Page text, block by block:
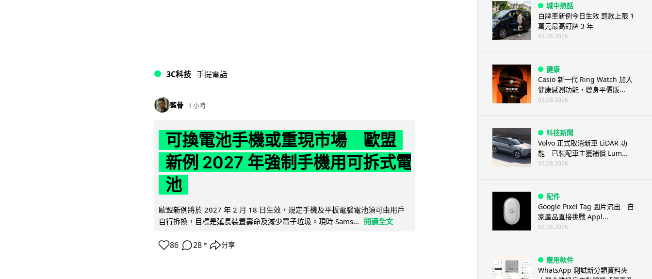
3C科技 手提電話
藍骨 1 小時
可換電池手機或重現市場 歐盟
新例 2027 年強制手機用可拆式電
池
歐盟新例將於 2027 年 2 月 18 日生效，規定手機及平板電腦電池須可由用戶
自行拆換，目標是延長裝置壽命及減少電子垃圾。現時 Sams...
閱讀全文
86 28 ↗ 分享
城中熱話
白牌車新例今日生效 罰款上限 1
萬元最高釘牌 3 年
03.08.2026
健康
Casio 新一代 Ring Watch 加入
健康感測功能，變身平價版...
03.08.2026
科技新聞
Volvo 正式取消新車 LiDAR 功
能 已裝配車主獲補償 Lum...
03.08.2026
配件
Google Pixel Tag 圖片流出 自
家產品直接挑戰 Appl...
02.08.2026
應用軟件
WhatsApp 測試新分類資料夾